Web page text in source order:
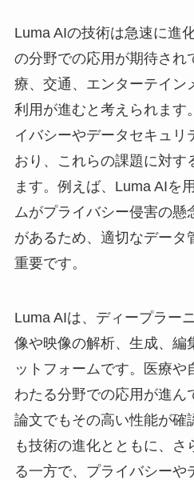
Luma AIの技術は急速に進
の分野での応用が期待され
療、交通、エンターテイン
利用が進むと考えられます
イバシーやデータセキュリ
おり、これらの課題に対す
ます。例えば、Luma AIを
ムがプライバシー侵害の懸
があるため、適切なデータ
重要です。
Luma AIは、ディープラー
像や映像の解析、生成、編
ットフォームです。医療や
わたる分野での応用が進ん
論文でもその高い性能が確
も技術の進化とともに、さ
る一方で、プライバシーや